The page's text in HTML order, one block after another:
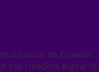
en Ecuador.
soy creadora digital